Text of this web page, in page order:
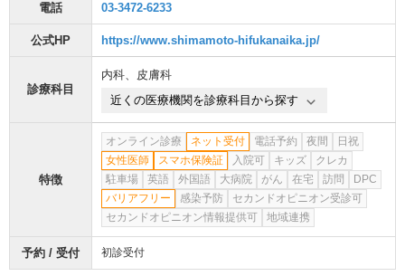
電話 03-3472-6233
公式HP https://www.shimamoto-hifukanaika.jp/
診療科目
内科、 皮膚科
近くの医療機関を診療科目から探す
特徴
オンライン診療 ネット受付 電話予約 夜間
日祝
女性医師
スマホ保険証 入院可 キッズ
クレカ
駐車場
英語 外国語 大病院 がん 在宅 訪問
DPC
バリアフリー
感染予防
セカンドオピニオン受診可
セカンドオピニオン情報提供可
地域連携
予約 / 受付 初診受付